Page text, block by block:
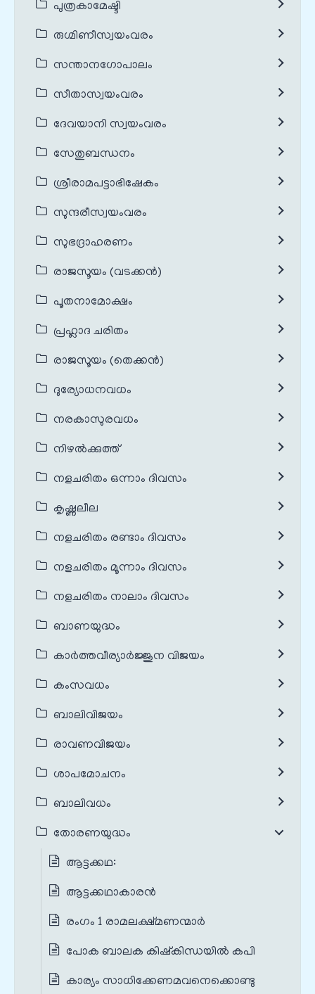
പുത്രകാമേഷ്ടി
രുഗ്മിണീസ്വയംവരം
സന്താനഗോപാലം
സീതാസ്വയംവരം
ദേവയാനി സ്വയംവരം
സേതുബന്ധനം
ശ്രീരാമപട്ടാഭിഷേകം
സുന്ദരീസ്വയംവരം
സുഭദ്രാഹരണം
രാജസൂയം (വടക്കൻ)
പൂതനാമോക്ഷം
പ്രഹ്ലാദ ചരിതം
രാജസൂയം (തെക്കൻ)
ദുര്യോധനവധം
നരകാസുരവധം
നിഴൽക്കുത്ത്
നളചരിതം ഒന്നാം ദിവസം
കൃഷ്ണലീല
നളചരിതം രണ്ടാം ദിവസം
നളചരിതം മൂന്നാം ദിവസം
നളചരിതം നാലാം ദിവസം
ബാണയുദ്ധം
കാർത്തവീര്യാർജ്ജുന വിജയം
കംസവധം
ബാലിവിജയം
രാവണവിജയം
ശാപമോചനം
ബാലിവധം
തോരണയുദ്ധം
ആട്ടക്കഥ:
ആട്ടക്കഥാകാരൻ
രംഗം 1 രാമലക്ഷ്മണന്മാർ
പോക ബാലക കിഷ്‌കിന്ധയില്‍ കപി
കാര്യം സാധിക്കേണമവനെക്കൊണ്ടു